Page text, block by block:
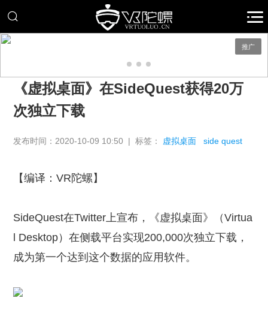
推广
《虚拟桌面》在SideQuest获得20万
次独立下载
发布时间：2020-10-09 10:50 | 标签： 虚拟桌面 side quest
【编译：VR陀螺】
SideQuest在Twitter上宣布，《虚拟桌面》（Virtua
l Desktop）在侧载平台实现200,000次独立下载，
成为第一个达到这个数据的应用软件。